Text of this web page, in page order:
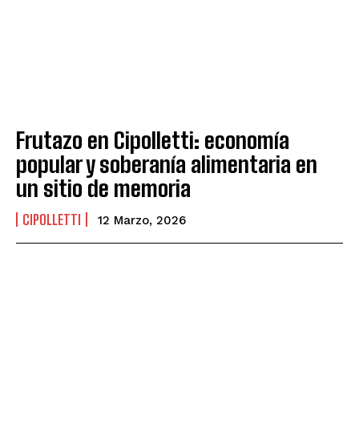
Frutazo en Cipolletti: economía
popular y soberanía alimentaria en
un sitio de memoria
CIPOLLETTI 12 Marzo, 2026